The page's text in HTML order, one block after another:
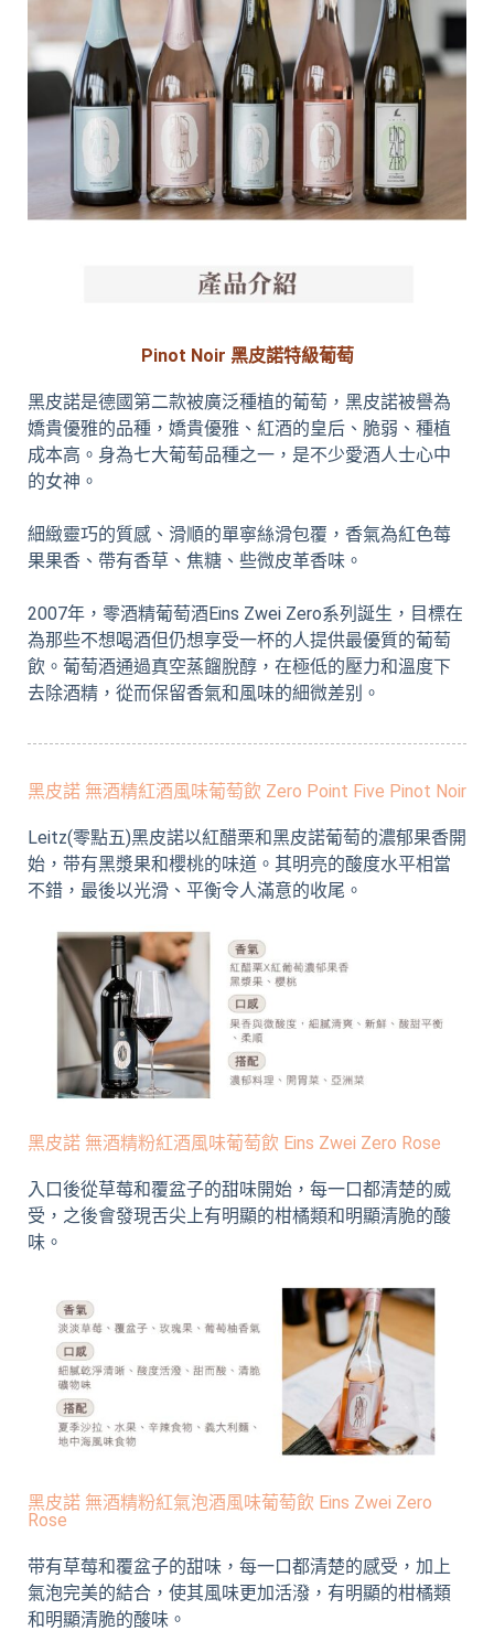
Pinot Noir 黑皮諾特級葡萄
黑皮諾是德國第二款被廣泛種植的葡萄，黑皮諾被譽為
嬌貴優雅的品種，嬌貴優雅、紅酒的皇后、脆弱、種植
成本高。身為七大葡萄品種之一，是不少愛酒人士心中
的女神。
細緻靈巧的質感、滑順的單寧絲滑包覆，香氣為紅色莓
果果香、帶有香草、焦糖、些微皮革香味。
2007年，零酒精葡萄酒Eins Zwei Zero系列誕生，目標在
為那些不想喝酒但仍想享受一杯的人提供最優質的葡萄
飲。葡萄酒通過真空蒸餾脫醇，在極低的壓力和溫度下
去除酒精，從而保留香氣和風味的細微差别。
黑皮諾 無酒精紅酒風味葡萄飲 Zero Point Five Pinot Noir
Leitz(零點五)黑皮諾以紅醋栗和黑皮諾葡萄的濃郁果香開
始，带有黑漿果和櫻桃的味道。其明亮的酸度水平相當
不錯，最後以光滑、平衡令人滿意的收尾。
黑皮諾 無酒精粉紅酒風味葡萄飲 Eins Zwei Zero Rose
入口後從草莓和覆盆子的甜味開始，每一口都清楚的威
受，之後會發現舌尖上有明顯的柑橘類和明顯清脆的酸
味。
黑皮諾 無酒精粉紅氣泡酒風味葡萄飲 Eins Zwei Zero
Rose
带有草莓和覆盆子的甜味，每一口都清楚的感受，加上
氣泡完美的結合，使其風味更加活潑，有明顯的柑橘類
和明顯清脆的酸味。